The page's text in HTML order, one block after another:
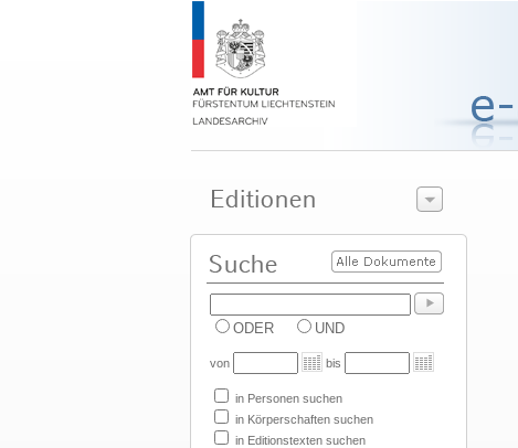
ODER UND
von bis
in Personen suchen
in Körperschaften suchen
in Editionstexten suchen